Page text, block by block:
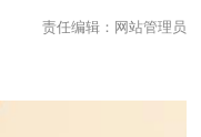
责任编辑：网站管理员